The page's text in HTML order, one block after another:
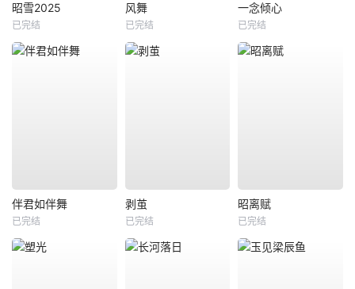
昭雪2025
已完结
风舞
已完结
一念倾心
已完结
伴君如伴舞
已完结
剥茧
已完结
昭离赋
已完结